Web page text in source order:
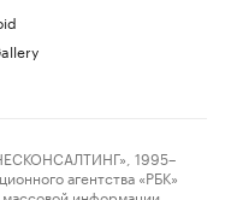
1995–
агентства «РБК»